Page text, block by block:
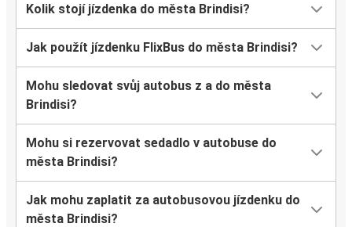
Kolik stojí jízdenka do města Brindisi?
Jak použít jízdenku FlixBus do města Brindisi?
Mohu sledovat svůj autobus z a do města
Brindisi?
Mohu si rezervovat sedadlo v autobuse do
města Brindisi?
Jak mohu zaplatit za autobusovou jízdenku do
města Brindisi?